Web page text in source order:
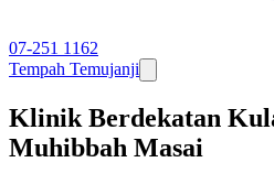
07-251 1162
Tempah Temujanji
Klinik Berdekatan
Muhibbah Masai